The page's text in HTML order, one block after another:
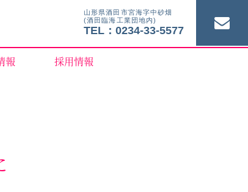
山形県酒田市宮海字中砂畑
(酒田臨海工業団地内)
TEL：0234-33-5577
報 採用情報